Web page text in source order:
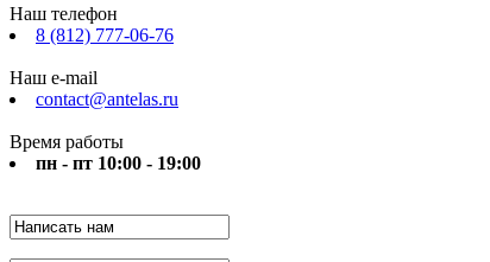
Наш телефон
8 (812) 777-06-76
Наш e-mail
contact@antelas.ru
Время работы
пн - пт 10:00 - 19:00